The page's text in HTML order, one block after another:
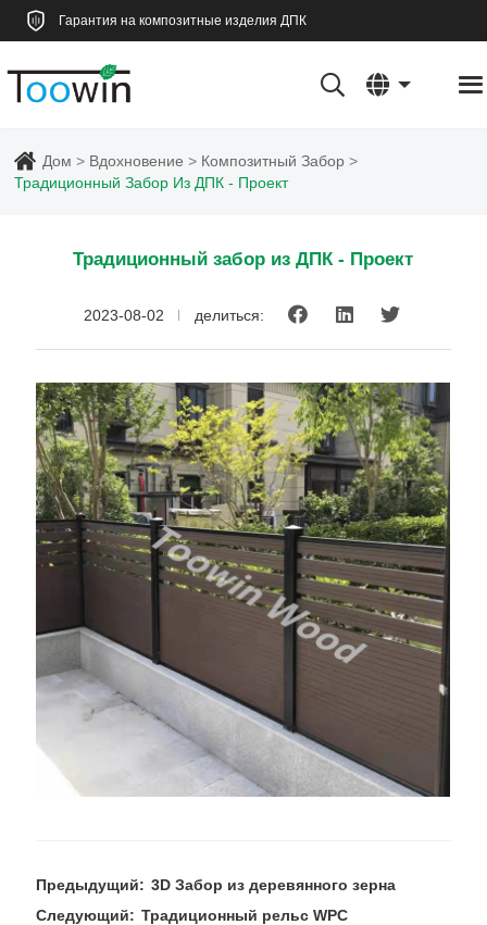
Гарантия на композитные изделия ДПК
Дом Вдохновение
Композитный Забор
Традиционный Забор Из ДПК - Проект
Традиционный забор из ДПК - Проект
2023-08-02 делиться:
Предыдущий: 3D Забор из деревянного зерна
Следующий: Традиционный рельс WPC